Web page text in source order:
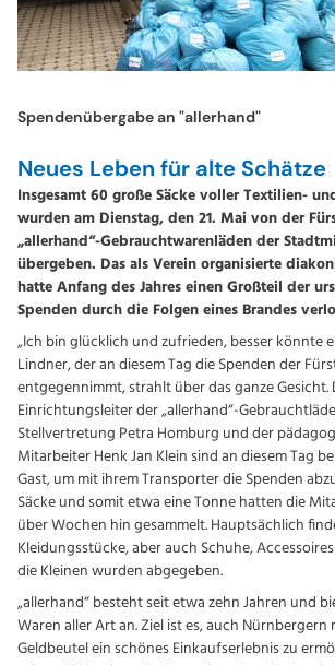
Spendenübergabe an "allerhand"
Neues Leben für alte Schätze
Insgesamt 60 große Säcke voller Textilien-
wurden am Dienstag, den 21. Mai von der
„allerhand“-Gebrauchtwarenläden der
übergeben. Das als Verein organisierte
hatte Anfang des Jahres einen Großteil der
Spenden durch die Folgen eines Brandes
„Ich bin glücklich und zufrieden, besser könnte
Lindner, der an diesem Tag die Spenden der
entgegennimmt, strahlt über das ganze Gesicht.
Einrichtungsleiter der „allerhand“-
Stellvertretung Petra Homburg und der
Mitarbeiter Henk Jan Klein sind an diesem Tag
Gast, um mit ihrem Transporter die Spenden
Säcke und somit etwa eine Tonne hatten die
über Wochen hin gesammelt. Hauptsächlich
Kleidungsstücke, aber auch Schuhe,
die Kleinen wurden abgegeben.
„allerhand“ besteht seit etwa zehn Jahren und
Waren aller Art an. Ziel ist es, auch Nürnbergern
Geldbeutel ein schönes Einkaufserlebnis zu